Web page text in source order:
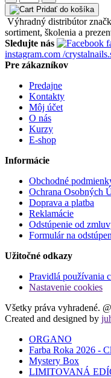
Pridať do košíka
Výhradný distribútor
sortiment, školenia a
Sledujte nás
instagram.com /
Pre zákazníkov
Predajne
Kontakty
Môj účet
O nás
Kurzy
E-shop
Informácie
Obchodné
Ochrana Osobných
Doprava a platba
Reklamácie
Odstúpenie od
Formulár na
Užitočné odkazy
Pravidlá používania
Nastavenie cookies
Všetky práva vyhradené.
Created and designed by
ORGANO
Farba Roka 2026 -
Mystery Box
LIMITOVANÁ